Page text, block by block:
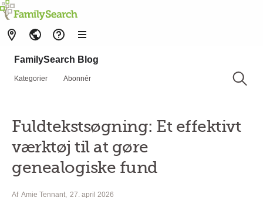
FamilySearch Blog
Kategorier Abonnér
Fuldtekstsøgning: Et effektivt
værktøj til at gøre
genealogiske fund
Af Amie Tennant 27. april 2026